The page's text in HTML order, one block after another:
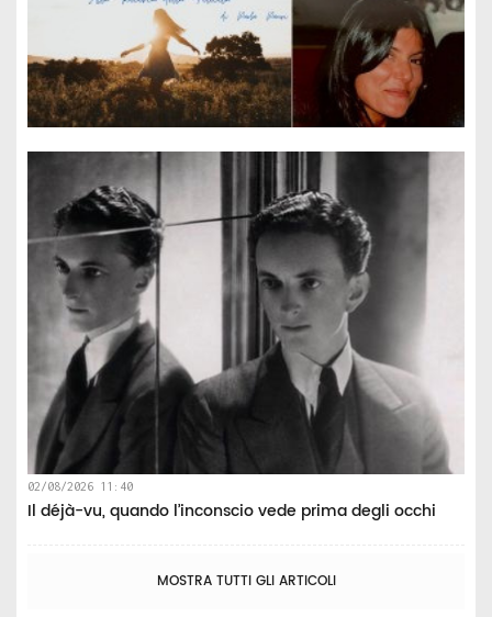
02/08/2026 11:40
Il déjà-vu, quando l’inconscio vede prima degli occhi
MOSTRA TUTTI GLI ARTICOLI